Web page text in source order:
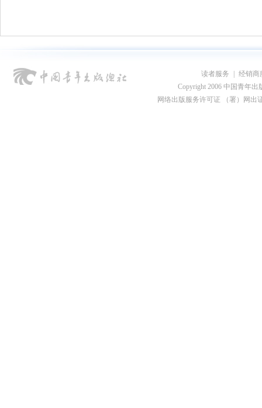
读者服务
经销商
Copyright 2006 中国青年出
网络出版服务许可证 （署）网出